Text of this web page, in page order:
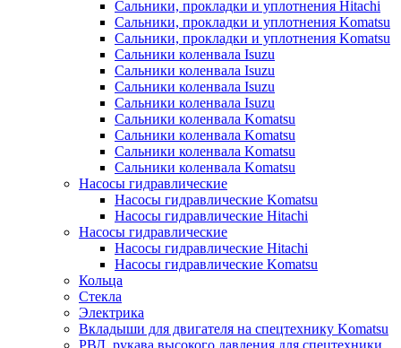
Сальники, прокладки и уплотнения Hitachi
Сальники, прокладки и уплотнения Komatsu
Сальники, прокладки и уплотнения Komatsu
Сальники коленвала Isuzu
Сальники коленвала Isuzu
Сальники коленвала Isuzu
Сальники коленвала Isuzu
Сальники коленвала Komatsu
Сальники коленвала Komatsu
Сальники коленвала Komatsu
Сальники коленвала Komatsu
Насосы гидравлические
Насосы гидравлические Komatsu
Насосы гидравлические Hitachi
Насосы гидравлические
Насосы гидравлические Hitachi
Насосы гидравлические Komatsu
Кольца
Стекла
Электрика
Вкладыши для двигателя на спецтехнику Komatsu
РВД, рукава высокого давления для спецтехники